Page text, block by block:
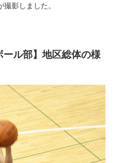
影しました。
ール部】地区総体の様